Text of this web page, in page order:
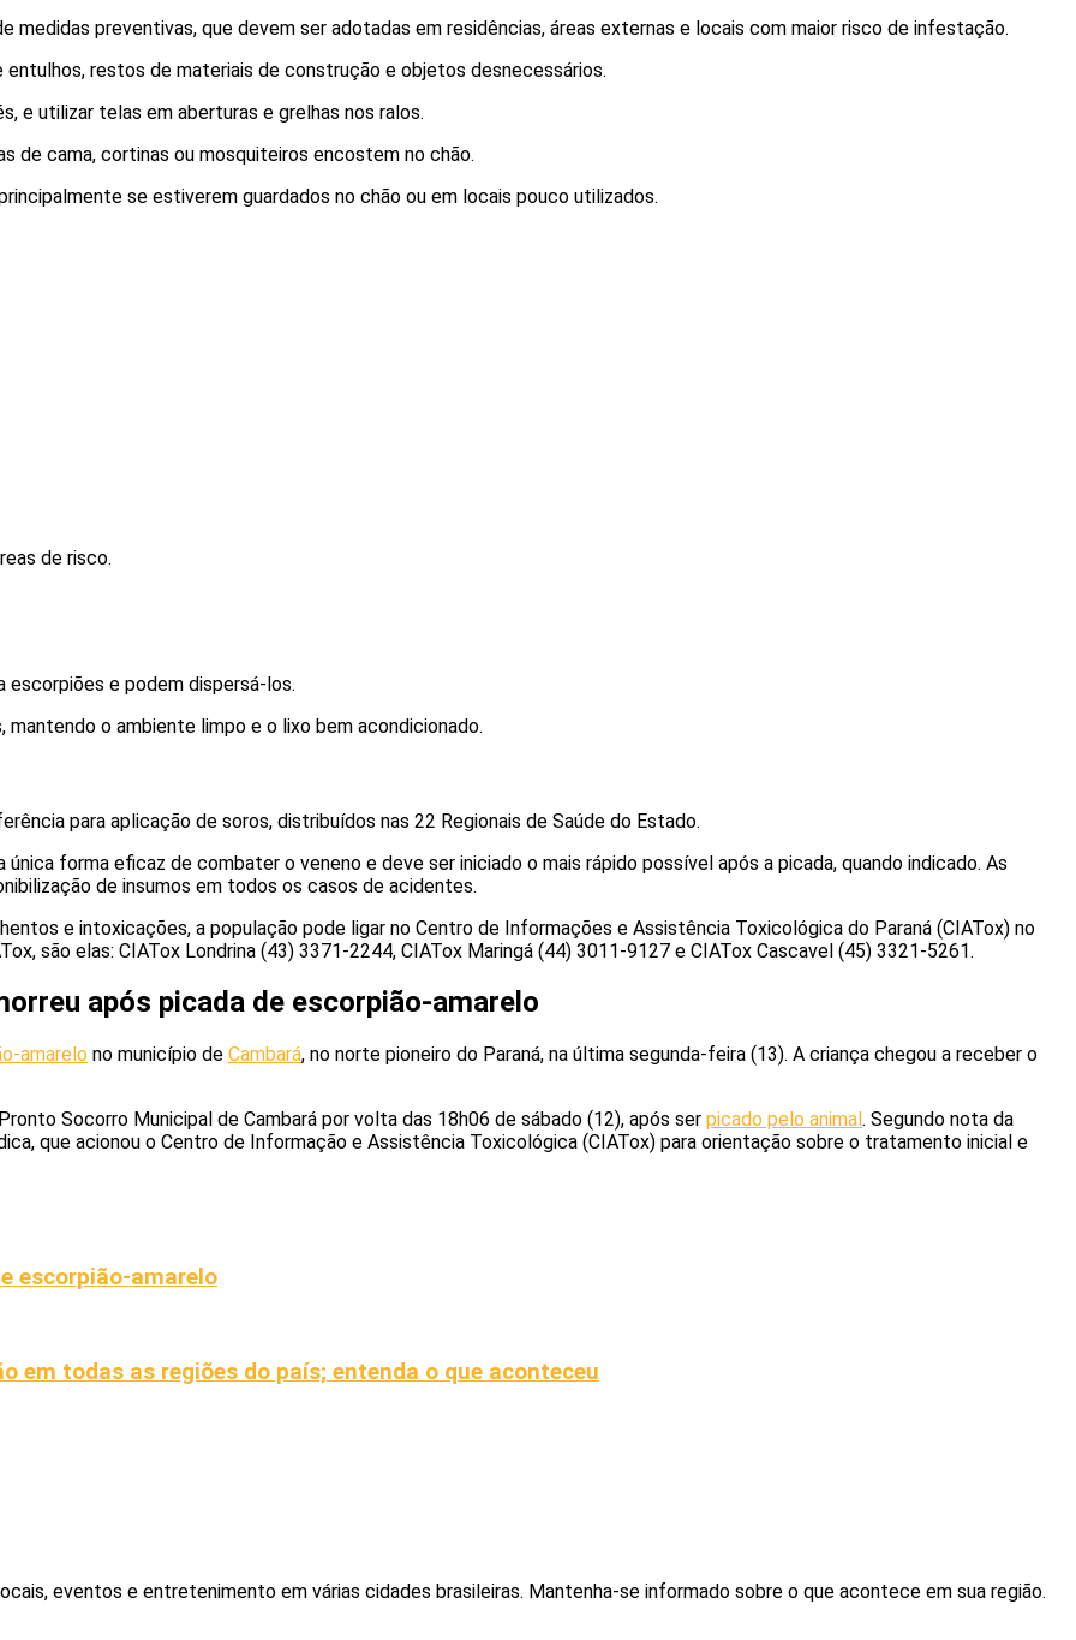
medidas preventivas, que devem ser adotadas em residências, áreas externas e locais com maior risco de infestação.
restos de materiais de construção e objetos desnecessários.
e utilizar telas em aberturas e grelhas nos ralos.
de cama, cortinas ou mosquiteiros encostem no chão.
se estiverem guardados no chão ou em locais pouco utilizados.
de risco.
escorpiões e podem dispersá-los.
o ambiente limpo e o lixo bem acondicionado.
para aplicação de soros, distribuídos nas 22 Regionais de Saúde do Estado.
forma eficaz de combater o veneno e deve ser iniciado o mais rápido possível após a picada, quando indicado. As
de insumos em todos os casos de acidentes.
e intoxicações, a população pode ligar no Centro de Informações e Assistência Toxicológica do Paraná (CIATox) no
são elas: CIATox Londrina (43) 3371-2244, CIATox Maringá (44) 3011-9127 e CIATox Cascavel (45) 3321-5261.
após picada de escorpião-amarelo
amarelo no município de Cambará, no norte pioneiro do Paraná, na última segunda-feira (13). A criança chegou a receber o
Socorro Municipal de Cambará por volta das 18h06 de sábado (12), após ser picado pelo animal . Segundo nota da
que acionou o Centro de Informação e Assistência Toxicológica (CIATox) para orientação sobre o tratamento inicial e
escorpião-amarelo
em todas as regiões do país; entenda o que aconteceu
eventos e entretenimento em várias cidades brasileiras. Mantenha-se informado sobre o que acontece em sua região.